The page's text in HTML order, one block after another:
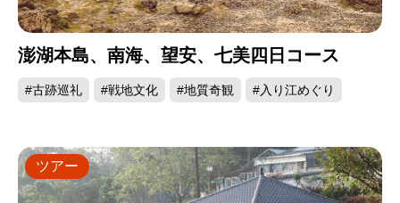
澎湖本島、南海、望安、七美四日コース
#古跡巡礼 #戦地文化 #地質奇観 #入り江めぐり
ツアー